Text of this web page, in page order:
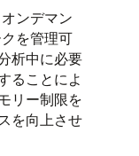
ンデマン
を管理可
析中に必要
ることによ
リー制限を
を向上させ